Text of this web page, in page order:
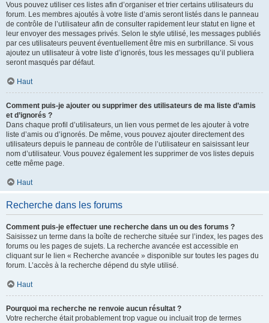
Vous pouvez utiliser ces listes afin d’organiser et trier certains utilisateurs du
forum. Les membres ajoutés à votre liste d’amis seront listés dans le panneau
de contrôle de l’utilisateur afin de consulter rapidement leur statut en ligne et
leur envoyer des messages privés. Selon le style utilisé, les messages publiés
par ces utilisateurs peuvent éventuellement être mis en surbrillance. Si vous
ajoutez un utilisateur à votre liste d’ignorés, tous les messages qu’il publiera
seront masqués par défaut.
Haut
Comment puis-je ajouter ou supprimer des utilisateurs de ma liste d’amis
et d’ignorés ?
Dans chaque profil d’utilisateurs, un lien vous permet de les ajouter à votre
liste d’amis ou d’ignorés. De même, vous pouvez ajouter directement des
utilisateurs depuis le panneau de contrôle de l’utilisateur en saisissant leur
nom d’utilisateur. Vous pouvez également les supprimer de vos listes depuis
cette même page.
Haut
Recherche dans les forums
Comment puis-je effectuer une recherche dans un ou des forums ?
Saisissez un terme dans la boîte de recherche située sur l’index, les pages des
forums ou les pages de sujets. La recherche avancée est accessible en
cliquant sur le lien « Recherche avancée » disponible sur toutes les pages du
forum. L’accès à la recherche dépend du style utilisé.
Haut
Pourquoi ma recherche ne renvoie aucun résultat ?
Votre recherche était probablement trop vague ou incluait trop de termes